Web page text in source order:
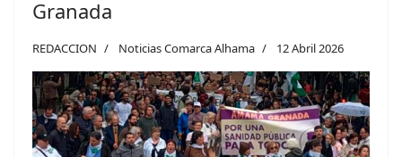
Granada
REDACCION Noticias Comarca Alhama 12 Abril 2026